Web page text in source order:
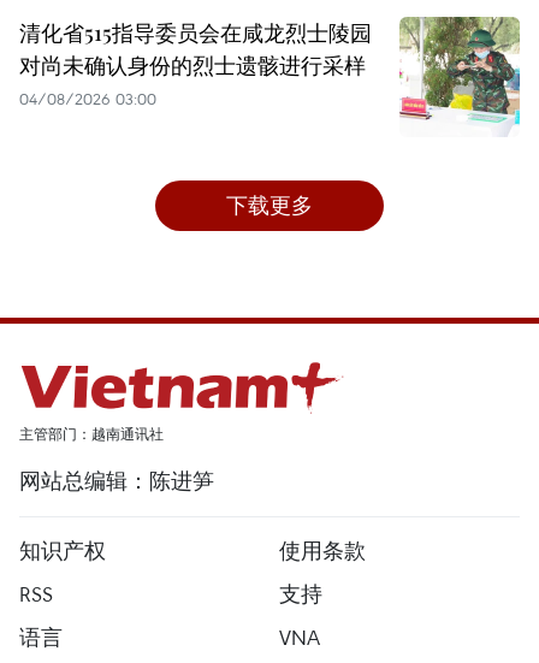
清化省515指导委员会在咸龙烈士陵园
对尚未确认身份的烈士遗骸进行采样
04/08/2026 03:00
下载更多
主管部门：越南通讯社
网站总编辑：陈进笋
知识产权
使用条款
RSS
支持
语言
VNA